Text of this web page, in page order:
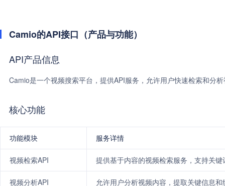
Camio的API接口（产品与功能）
API产品信息
Camio是一个视频搜索平台，提供API服务，允许用户快速检索和分
核心功能
功能模块 服务详情
视频检索API 提供基于内容的视频检索服务，支持关
视频分析API 允许用户分析视频内容，提取关键信息